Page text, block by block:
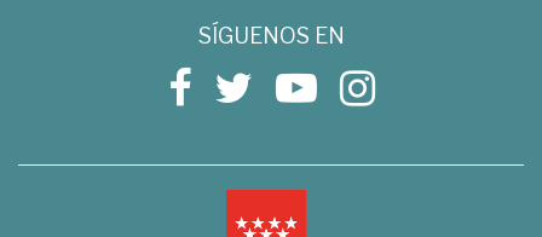
SÍGUENOS EN